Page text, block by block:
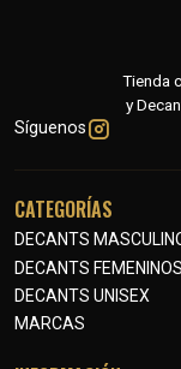
Tienda
y
Síguenos
CATEGORÍAS
DECANTS
DECANTS FEMENINOS
DECANTS UNISEX
MARCAS